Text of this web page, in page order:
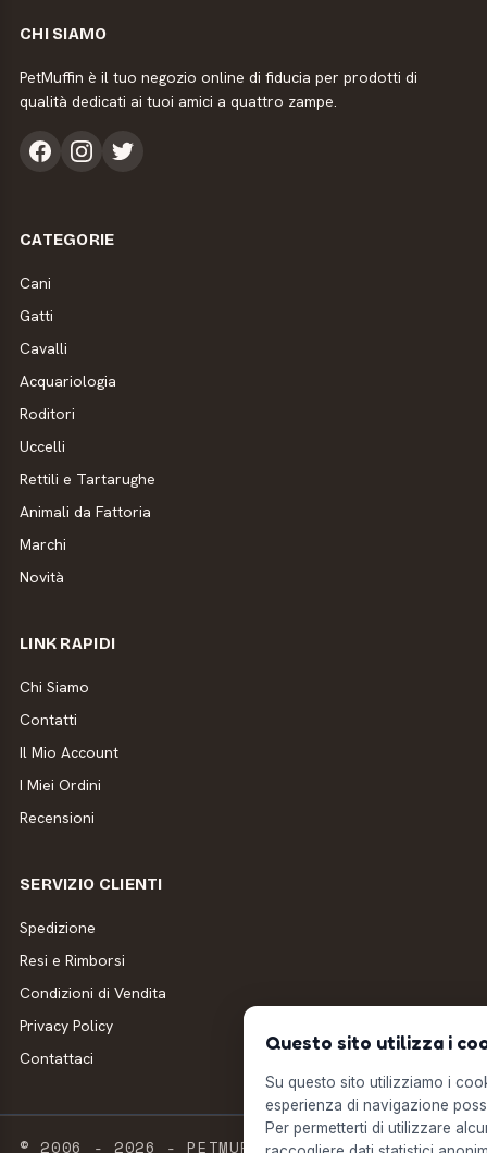
CHI SIAMO
PetMuffin è il tuo negozio online di fiducia per prodotti di
qualità dedicati ai tuoi amici a quattro zampe.
CATEGORIE
Cani
Gatti
Cavalli
Acquariologia
Roditori
Uccelli
Rettili e Tartarughe
Animali da Fattoria
Marchi
Novità
LINK RAPIDI
Chi Siamo
Contatti
Il Mio Account
I Miei Ordini
Recensioni
SERVIZIO CLIENTI
Spedizione
Resi e Rimborsi
Condizioni di Vendita
Privacy Policy
Contattaci
© 2006 - 2026 - PETMUFFIN - MILLSTORE SRL
Questo sito utilizza i
Su questo sito utilizziamo i
esperienza di navigazione
Per permetterti di utilizzare